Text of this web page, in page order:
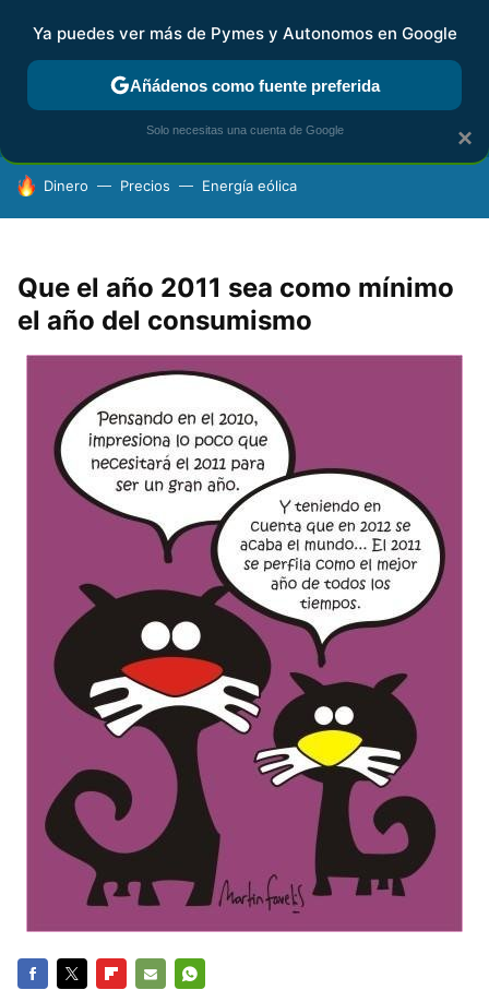
FISCALIDAD Y CONTABILIDAD KIT DIGITAL RENTA
HOY SE HABLA DE
Dinero Precios Energía eólica
Que el año 2011 sea como mínimo
el año del consumismo
×
Ya puedes ver más de Pymes y Autonomos en Google
Añádenos como fuente preferida
Solo necesitas una cuenta de Google